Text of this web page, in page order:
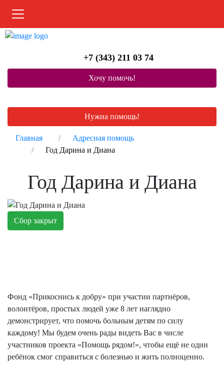
Меню
+7 (343) 211 03 74
Хочу помочь!
Нужна помощь!
Главная
Адресная помощь
Год Дарина и Диана
Год Дарина и Диана
Сбор закрыт
Фонд «Прикоснись к добру» при участии партнёров,
волонтёров, простых людей уже 8 лет наглядно
демонстрирует, что помочь больным детям по силу
каждому! Мы будем очень рады видеть Вас в числе
участников проекта «Помощь рядом!», чтобы ещё не один
ребёнок смог справиться с болезнью и жить полноценно.